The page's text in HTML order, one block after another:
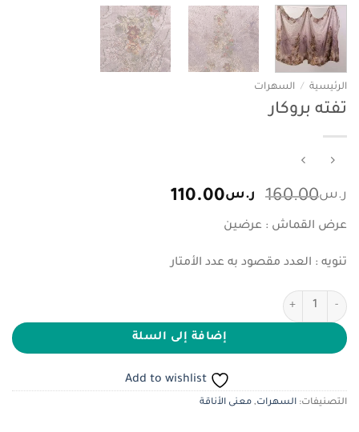
الرئيسية / السهرات
تفته بروكار
ر.س160.00 السعر
الأصلي
هو:
ر.س160.00.
ر.س110.00السعر
عرض القماش : عرضين
تنويه : العدد مقصود به عدد الأمتار
كمية تفته بروكار
إضافة إلى السلة
Add to wishlist
التصنيفات: السهرات, معنى الأناقة